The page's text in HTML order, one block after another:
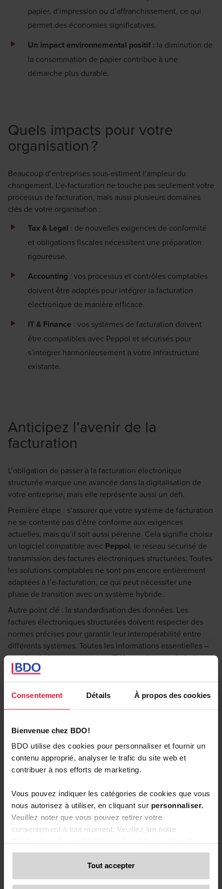
Consentement Détails À propos des cookies
Bienvenue chez BDO!
BDO utilise des cookies pour personnaliser et fournir un
contenu approprié, analyser le trafic du site web et
contribuer à nos efforts de marketing.
Vous pouvez indiquer les catégories de cookies que vous
nous autorisez à utiliser, en cliquant sur personnaliser.
Veuillez noter que vous pouvez retirer votre
consentement à tout moment. Veuillez lire notre
cookieset notreDéclaration de confidentialité pour
les visiteurs du site websi vous souhaitez en savoir
Tout accepter
papier, d’impression ou d’affranchissement, ce qui
permet des économies significatives.
Un impact environnemental positif : la diminution de
la consommation de papier contribue à une
démarche plus durable.
Quels impacts pour votre
organisation ?
Beaucoup d’entreprises sous-estiment l’ampleur du
changement. L’e-facturation ne touche pas seulement votre
processus de facturation, mais aussi plusieurs domaines
clés de votre organisation :
Tax& Legal : de nouvelles exigences de conformité
et obligations fiscales nécessitent une préparation
rigoureuse.
Accounting : vos processus et contrôles comptables
doivent être adaptés pour intégrer la facturation
électronique de manière efficace.
IT & Finance : vos systèmes de facturation doivent
être compatibles avec Peppol et sécurisés pour
s’intégrer harmonieusement à votre infrastructure
existante.
Anticipez l’avenir de la
facturation
L’obligation de passer à la facturation électronique
structurée marque une avancée dans la digitalisation de
votre entreprise, mais elle représente aussi un défi.
Première étape : s’assurer que votre système de facturation
ne se contente pas d’être conforme aux exigences
actuelles, mais qu’il soit aussi pérenne. Cela signifie choisir
un logiciel compatible avec Peppol, le réseau sécurisé de
transmission des factures électroniques structurées. Toutes
les solutions comptables ne sont pas encore entièrement
adaptées à l’e-facturation, ce qui peut nécessiter une
phase de transition avec un système hybride.
Autre point clé : la standardisation des données. Les
factures électroniques structurées doivent respecter des
normes précises pour garantir leur interopérabilité entre
différents systèmes. Toutes les informations essentielles –
numéro de facture, montants, TVA, conditions générales –
doivent être correctement structurées en format
électronique.
Et si 2026 semble encore loin, la mise en place de l’e-
facturation demande une préparation en amont. Cette
mais aussi vos processus fiscaux, juridiques et comptables,
qui devront être adaptés pour garantir votre conformité.